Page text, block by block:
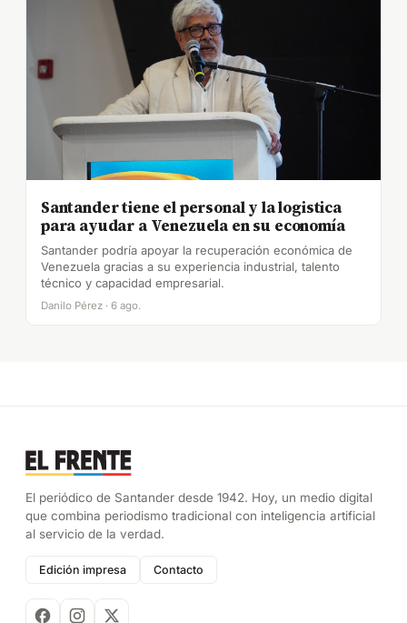
Santander tiene el personal y la logistica
para ayudar a Venezuela en su economía
Santander podría apoyar la recuperación económica de
Venezuela gracias a su experiencia industrial, talento
técnico y capacidad empresarial.
Danilo Pérez · 6 ago.
El periódico de Santander desde 1942. Hoy, un medio digital
que combina periodismo tradicional con inteligencia artificial
al servicio de la verdad.
Edición impresa Contacto